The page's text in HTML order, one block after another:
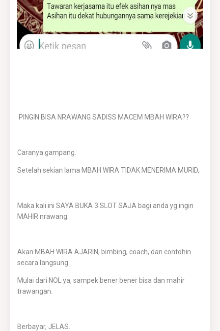
PINGIN BISA NRAWANG SADISS MACEM MBAH WIRA??
Caranya gampang.
Setelah sekian lama MBAH WIRA TIDAK MENERIMA MURID,
Maka kali ini SAYA BUKA 3 SLOT SAJA bagi anda yg ingin
MAHIR nrawang.
Akan MBAH WIRA AJARIN, bimbing, coach, dan contohin
secara langsung.
Mulai dari NOL ya, sampek bener bener bisa dan mahir
trawangan.
Berbayar, JELAS.